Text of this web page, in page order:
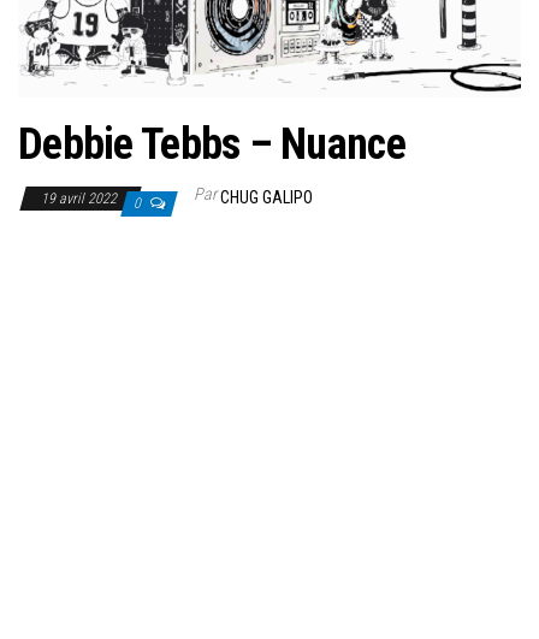
Debbie Tebbs – Nuance
19 avril 2022 0 ParCHUG GALIPO